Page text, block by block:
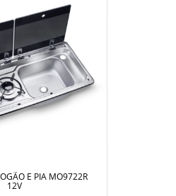
E PIA MO9722R
12V